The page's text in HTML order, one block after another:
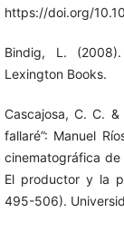
https://doi.org/
Bindig, L. (2008).
Lexington Books.
Cascajosa, C. C.
fallaré”: Manuel
cinematográfica de
El productor y la
495-506).